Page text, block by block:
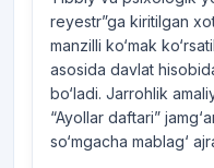
reyestr”ga kiritilgan
manzilli ko‘mak
asosida davlat
bo‘ladi. Jarrohlik
“Ayollar daftari”
so‘mgacha mablag‘